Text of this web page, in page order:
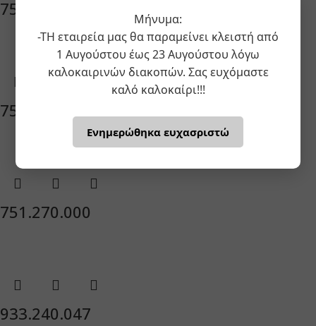
751.260.000
751.250.000
751.270.000
933.240.047
Μήνυμα:
-ΤΗ εταιρεία μας θα παραμείνει κλειστή από
1 Αυγούστου έως 23 Αυγούστου λόγω
καλοκαιρινών διακοπών. Σας ευχόμαστε
καλό καλοκαίρι!!!
Ενημερώθηκα ευχασριστώ